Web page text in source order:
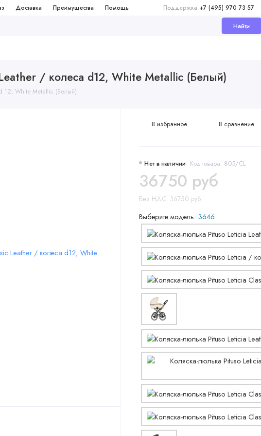
Доставка Преимущества Помощь Поддержка +7 (495) 970 73 57
Найти
/ колеса d12, White Metallic (Белый)
12, White Metallic (Белый)
Нет в наличии Код товара: 805/CL
36750 руб
Без НДС: 36750 руб
Выберите модель: 3646
В избранное В сравнение